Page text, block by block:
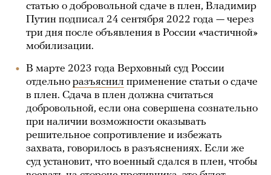
статью о добровольной сдаче в плен, Владимир
Путин подписал 24 сентября 2022 года — через
три дня после объявления в России «частичной»
мобилизации.
В марте 2023 года Верховный суд России
отдельно разъяснил применение статьи о сдаче
в плен. Сдача в плен должна считаться
добровольной, если она совершена сознательно
при наличии возможности оказывать
решительное сопротивление и избежать
захвата, говорилось в разъяснениях. Если же
суд установит, что военный сдался в плен, чтобы